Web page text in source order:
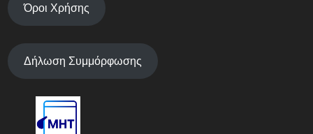
Όροι Χρήσης
Δήλωση Συμμόρφωσης